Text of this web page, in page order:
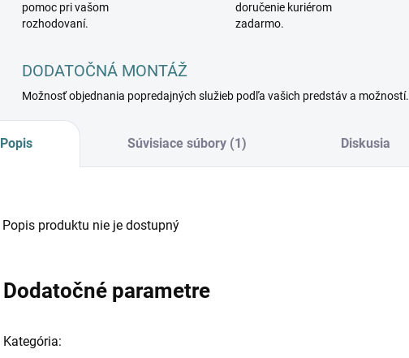
pomoc pri vašom
rozhodovaní.
doručenie kuriérom
zadarmo.
DODATOČNÁ MONTÁŽ
Možnosť objednania popredajných služieb podľa vašich predstáv a možností.
Popis Súvisiace súbory (1) Diskusia
Popis produktu nie je dostupný
Dodatočné parametre
Kategória: